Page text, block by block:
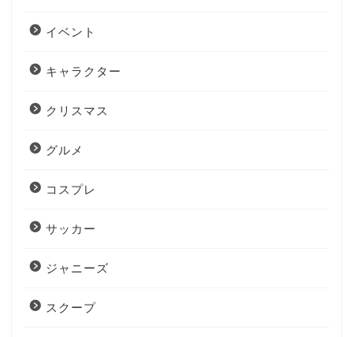
イベント
キャラクター
クリスマス
グルメ
コスプレ
サッカー
ジャニーズ
スクープ